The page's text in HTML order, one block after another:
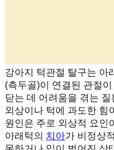
강아지 턱관절 탈구는 아
(측두골)이 연결된 관절
닫는 데 어려움을 겪는
외상이나 턱에 과도한 힘
원인은 주로 외상적 요인
아래턱의 치아가 비정상